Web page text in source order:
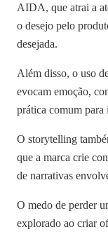
AIDA, que atrai a
o desejo pelo
desejada.
Além disso, o uso
evocam emoção,
prática comum para
O storytelling
que a marca crie
de narrativas
O medo de perder
explorado ao criar